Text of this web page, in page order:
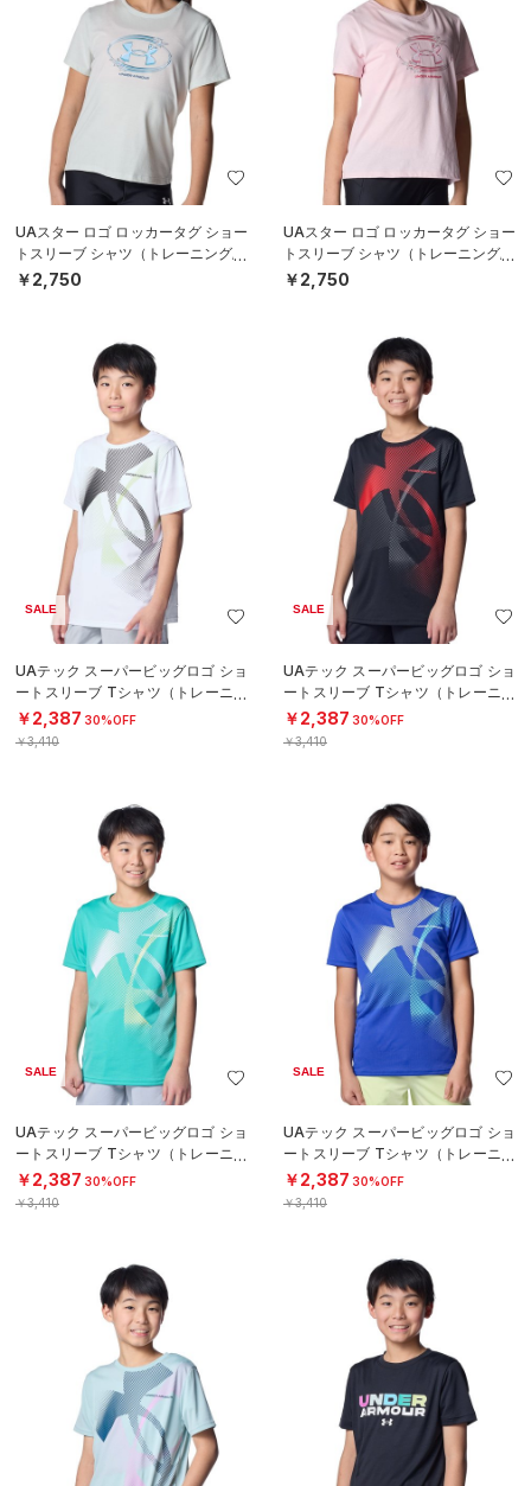
UAスター ロゴ ロッカータグ ショー
トスリーブ シャツ（トレーニング/G
IRLS）
￥2,750
UAスター ロゴ ロッカータグ ショー
トスリーブ シャツ（トレーニング/G
IRLS）
￥2,750
SALE
UAテック スーパービッグロゴ ショ
ートスリーブ Tシャツ（トレーニン
グ/BOYS）
￥2,387 30%OFF
￥3,410
SALE
UAテック スーパービッグロゴ ショ
ートスリーブ Tシャツ（トレーニン
グ/BOYS）
￥2,387 30%OFF
￥3,410
SALE
UAテック スーパービッグロゴ ショ
ートスリーブ Tシャツ（トレーニン
グ/BOYS）
￥2,387 30%OFF
￥3,410
SALE
UAテック スーパービッグロゴ ショ
ートスリーブ Tシャツ（トレーニン
グ/BOYS）
￥2,387 30%OFF
￥3,410